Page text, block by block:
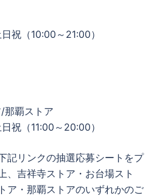
祝（10:00～21:00）
那覇ストア
祝（11:00～20:00）
記リンクの抽選応募シートをプ
、吉祥寺ストア・お台場スト
ア・那覇ストアのいずれかのご